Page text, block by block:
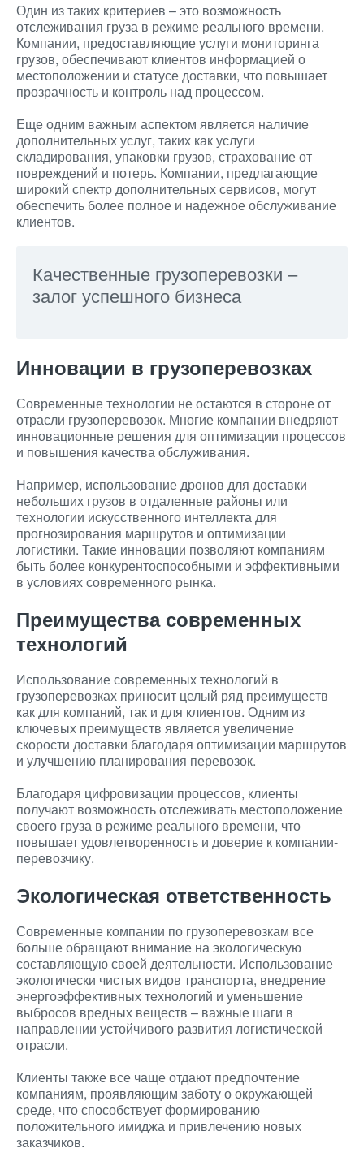
Один из таких критериев – это возможность
отслеживания груза в режиме реального времени.
Компании, предоставляющие услуги мониторинга
грузов, обеспечивают клиентов информацией о
местоположении и статусе доставки, что повышает
прозрачность и контроль над процессом.
Еще одним важным аспектом является наличие
дополнительных услуг, таких как услуги
складирования, упаковки грузов, страхование от
повреждений и потерь. Компании, предлагающие
широкий спектр дополнительных сервисов, могут
обеспечить более полное и надежное обслуживание
клиентов.
Качественные грузоперевозки –
залог успешного бизнеса
Инновации в грузоперевозках
Современные технологии не остаются в стороне от
отрасли грузоперевозок. Многие компании внедряют
инновационные решения для оптимизации процессов
и повышения качества обслуживания.
Например, использование дронов для доставки
небольших грузов в отдаленные районы или
технологии искусственного интеллекта для
прогнозирования маршрутов и оптимизации
логистики. Такие инновации позволяют компаниям
быть более конкурентоспособными и эффективными
в условиях современного рынка.
Преимущества современных
технологий
Использование современных технологий в
грузоперевозках приносит целый ряд преимуществ
как для компаний, так и для клиентов. Одним из
ключевых преимуществ является увеличение
скорости доставки благодаря оптимизации маршрутов
и улучшению планирования перевозок.
Благодаря цифровизации процессов, клиенты
получают возможность отслеживать местоположение
своего груза в режиме реального времени, что
повышает удовлетворенность и доверие к компании-
перевозчику.
Экологическая ответственность
Современные компании по грузоперевозкам все
больше обращают внимание на экологическую
составляющую своей деятельности. Использование
экологически чистых видов транспорта, внедрение
энергоэффективных технологий и уменьшение
выбросов вредных веществ – важные шаги в
направлении устойчивого развития логистической
отрасли.
Клиенты также все чаще отдают предпочтение
компаниям, проявляющим заботу о окружающей
среде, что способствует формированию
положительного имиджа и привлечению новых
заказчиков.